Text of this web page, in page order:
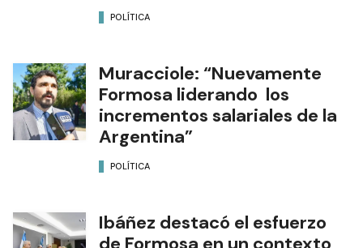
POLÍTICA
Muracciole: “Nuevamente
Formosa liderando los
incrementos salariales de la
Argentina”
POLÍTICA
Ibáñez destacó el esfuerzo